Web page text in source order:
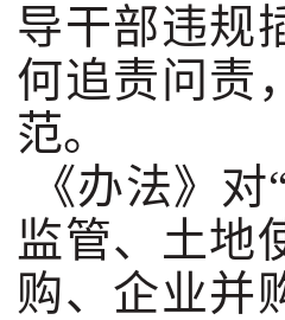
导干部违规
何追责问责
范。
《办法》
监管、土地
购、企业并